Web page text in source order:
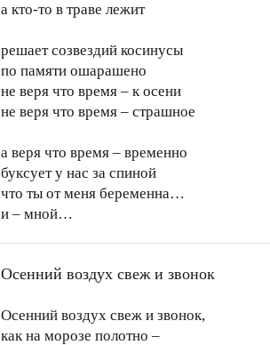
а кто-то в траве лежит
решает созвездий косинусы
по памяти ошарашено
не веря что время – к осени
не веря что время – страшное
а веря что время – временно
буксует у нас за спиной
что ты от меня беременна…
и – мной…
Осенний воздух свеж и звонок
Осенний воздух свеж и звонок,
как на морозе полотно –